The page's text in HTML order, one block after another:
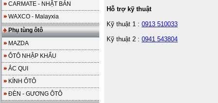
CARMATE - NHẬT BẢN
WAXCO - Malayxia
Phụ tùng ôtô
MAZDA
ÔTÔ NHẬP KHẨU
ẮC QUI
KÍNH ÔTÔ
ĐÈN - GƯƠNG ÔTÔ
Hỗ trợ kỹ thuật
Kỹ thuật 1 : 0913 510033
Kỹ thuật 2 : 0941 543804